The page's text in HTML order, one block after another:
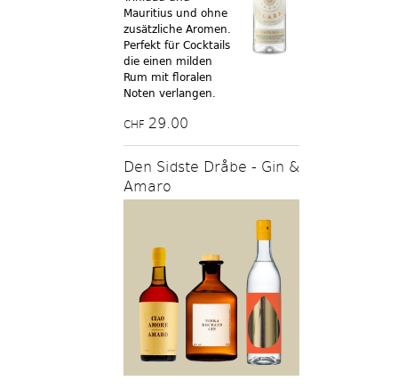
Mauritius und ohne
zusätzliche Aromen.
Perfekt für Cocktails
die einen milden
Rum mit floralen
Noten verlangen.
CHF 29.00
Den Sidste Dråbe - Gin &
Amaro